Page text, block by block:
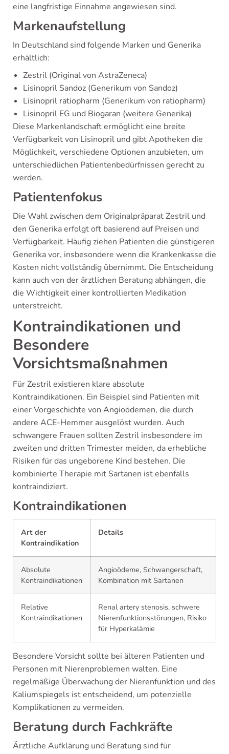
eine langfristige Einnahme angewiesen sind.
Markenaufstellung
In Deutschland sind folgende Marken und Generika
erhältlich:
Zestril (Original von AstraZeneca)
Lisinopril Sandoz (Generikum von Sandoz)
Lisinopril ratiopharm (Generikum von ratiopharm)
Lisinopril EG und Biogaran (weitere Generika)
Diese Markenlandschaft ermöglicht eine breite
Verfügbarkeit von Lisinopril und gibt Apotheken die
Möglichkeit, verschiedene Optionen anzubieten, um
unterschiedlichen Patientenbedürfnissen gerecht zu
werden.
Patientenfokus
Die Wahl zwischen dem Originalpräparat Zestril und
den Generika erfolgt oft basierend auf Preisen und
Verfügbarkeit. Häufig ziehen Patienten die günstigeren
Generika vor, insbesondere wenn die Krankenkasse die
Kosten nicht vollständig übernimmt. Die Entscheidung
kann auch von der ärztlichen Beratung abhängen, die
die Wichtigkeit einer kontrollierten Medikation
unterstreicht.
Kontraindikationen und
Besondere
Vorsichtsmaßnahmen
Für Zestril existieren klare absolute
Kontraindikationen. Ein Beispiel sind Patienten mit
einer Vorgeschichte von Angioödemen, die durch
andere ACE-Hemmer ausgelöst wurden. Auch
schwangere Frauen sollten Zestril insbesondere im
zweiten und dritten Trimester meiden, da erhebliche
Risiken für das ungeborene Kind bestehen. Die
kombinierte Therapie mit Sartanen ist ebenfalls
kontraindiziert.
Kontraindikationen
Art der
Kontraindikation
Details
Absolute
Kontraindikationen
Angioödeme, Schwangerschaft,
Kombination mit Sartanen
Relative
Kontraindikationen
Renal artery stenosis, schwere
Nierenfunktionsstörungen, Risiko
für Hyperkalämie
Besondere Vorsicht sollte bei älteren Patienten und
Personen mit Nierenproblemen walten. Eine
regelmäßige Überwachung der Nierenfunktion und des
Kaliumspiegels ist entscheidend, um potenzielle
Komplikationen zu vermeiden.
Beratung durch Fachkräfte
Ärztliche Aufklärung und Beratung sind für